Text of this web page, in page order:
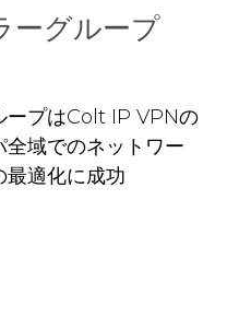
ーグループ
ープはColt IP VPNの
域でのネットワー
最適化に成功